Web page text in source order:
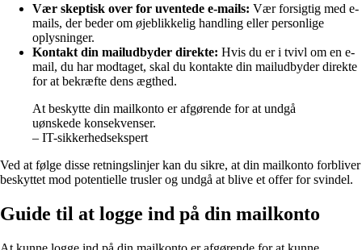
Vær skeptisk over for uventede e-mails: Vær forsigtig med e-
mails, der beder om øjeblikkelig handling eller personlige
oplysninger.
Kontakt din mailudbyder direkte: Hvis du er i tvivl om en e-
mail, du har modtaget, skal du kontakte din mailudbyder direkte
for at bekræfte dens ægthed.
At beskytte din mailkonto er afgørende for at undgå
uønskede konsekvenser.
– IT-sikkerhedsekspert
Ved at følge disse retningslinjer kan du sikre, at din mailkonto forbliver
beskyttet mod potentielle trusler og undgå at blive et offer for svindel.
Guide til at logge ind på din mailkonto